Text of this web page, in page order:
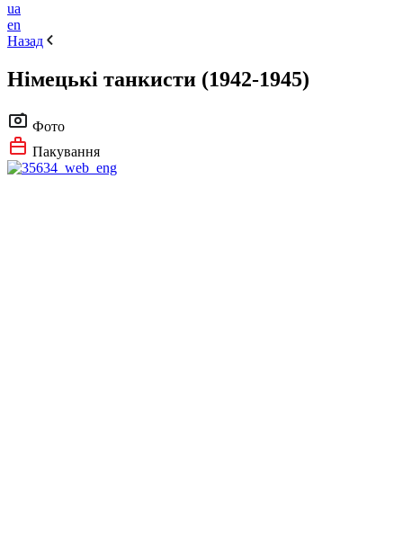
ua
en
Назад
Німецькі танкисти (1942-1945)
Фото
Пакування